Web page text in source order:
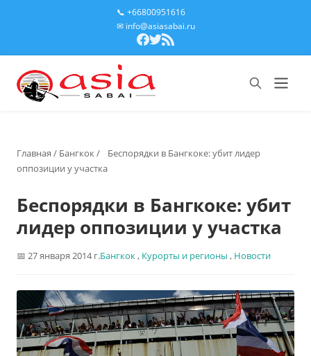
📞 +66800951616
✉ info@asiasabai.ru
Главная / Бангкок/
Беспорядки в Бангкоке: убит лидер
оппозиции у участка
Беспорядки в Бангкоке: убит
лидер оппозиции у участка
27 января 2014 г.Бангкок, Курорты и регионы , Новости